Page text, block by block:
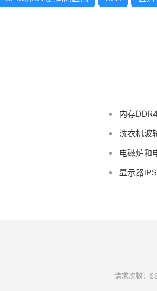
内存
洗衣机波
电磁炉和
显示器
请求次数：